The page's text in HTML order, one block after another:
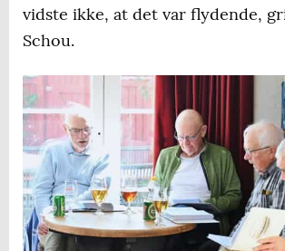
vidste ikke, at det var flydende,
Schou.